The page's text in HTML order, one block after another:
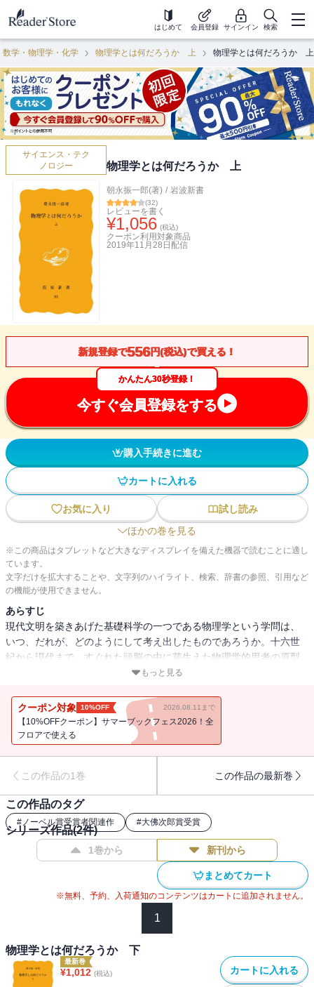
はじめて 会員登録 サインイン 検索
数学・物理学・化学 物理学とは何だろうか 上 物理学とは何だろうか 上
サイエンス・テク
ノロジー
物理学とは何だろうか 上
朝永振一郎(著) / 岩波新書
(32)
レビューを書く
¥1,056 (税込)
クーポン利用対象商品
2019年11月28日 配信
新規登録で556円(税込)で買える！
かんたん30秒登録！
今すぐ会員登録をする
購入手続きに進む
カートに入れる
お気に入り
試し読み
ほかの巻を見る
※この商品はタブレットなど大きなディスプレイを備えた機器で読むことに適し
ています。
文字だけを拡大することや、文字列のハイライト、検索、辞書の参照、引用など
の機能が使用できません。
あらすじ
現代文明を築きあげた基礎科学の一つである物理学という学問は、
いつ、だれが、どのようにして考え出したものであろうか。十六世
紀から現代まで、すぐれた頭脳の中に芽生えた物理学的思考の原型
を探り、その曲折と飛躍のみちすじを明らかにしようとする。著者
もっと見る
クーポン対象 10%OFF 2026.08.11まで
【10%OFFクーポン】サマーブックフェス2026！全
フロアで使える
この作品の1巻 この作品の最新巻
この作品のタグ
#ノーベル賞受賞者関連作 #大佛次郎賞受賞
シリーズ作品(2件)
1巻から 新刊から
まとめてカート
※無料、予約、入荷通知のコンテンツはカートに追加されません。
1
物理学とは何だろうか 下
最新巻
¥1,012 (税込) カートに入れる